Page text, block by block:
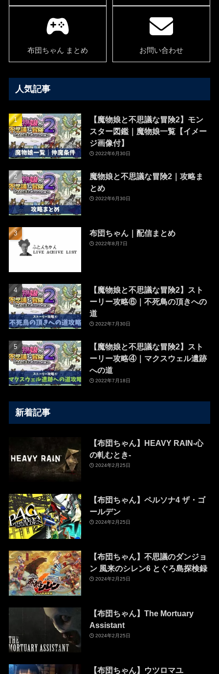
布団ちゃん まとめ お問い合わせ
人気記事
【魔物娘と不思議な冒険2】モン
スター図鑑｜魔物娘一覧【イメー
ジ画像付】
2022年6月30日
魔物娘と不思議な冒険2｜攻略ま
とめ
2022年6月30日
布団ちゃん｜配信まとめ
2022年8月7日
【魔物娘と不思議な冒険2】スト
ーリー攻略⑥｜不死鳥の頂きへの
道
2022年7月30日
【魔物娘と不思議な冒険2】スト
ーリー攻略④｜マクスウェル遺跡
への道
2022年7月18日
新着記事
【布団ちゃん】HEAVY RAIN-心
の軋むとき-
2024年2月25日
【布団ちゃん】ペルソナ4 ザ・ゴ
ールデン
2024年2月25日
【布団ちゃん】不思議のダンジョ
ン 風来のシレン6 とぐろ島探検録
2024年2月25日
【布団ちゃん】The Mortuary
Assistant
2024年2月25日
【布団ちゃん】ウツロマユ